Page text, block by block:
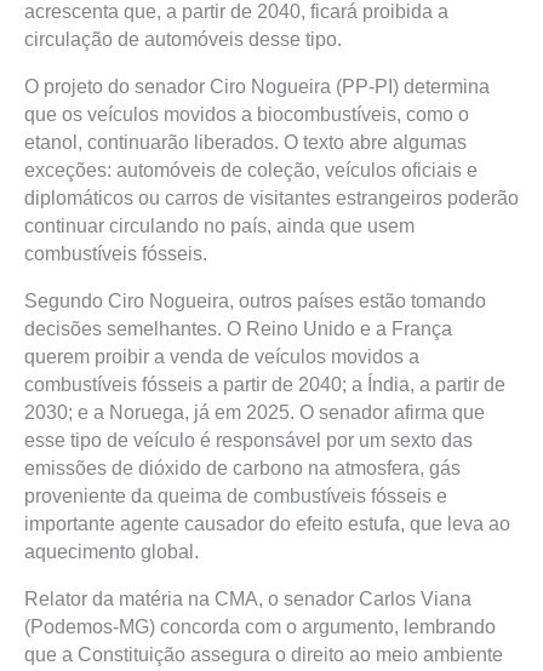
acrescenta que, a partir de 2040, ficará proibida a
circulação de automóveis desse tipo.
O projeto do senador Ciro Nogueira (PP-PI) determina
que os veículos movidos a biocombustíveis, como o
etanol, continuarão liberados. O texto abre algumas
exceções: automóveis de coleção, veículos oficiais e
diplomáticos ou carros de visitantes estrangeiros poderão
continuar circulando no país, ainda que usem
combustíveis fósseis.
Segundo Ciro Nogueira, outros países estão tomando
decisões semelhantes. O Reino Unido e a França
querem proibir a venda de veículos movidos a
combustíveis fósseis a partir de 2040; a Índia, a partir de
2030; e a Noruega, já em 2025. O senador afirma que
esse tipo de veículo é responsável por um sexto das
emissões de dióxido de carbono na atmosfera, gás
proveniente da queima de combustíveis fósseis e
importante agente causador do efeito estufa, que leva ao
aquecimento global.
Relator da matéria na CMA, o senador Carlos Viana
(Podemos-MG) concorda com o argumento, lembrando
que a Constituição assegura o direito ao meio ambiente